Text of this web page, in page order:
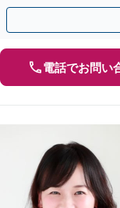
望に寄り添いながら、
電話でお問い